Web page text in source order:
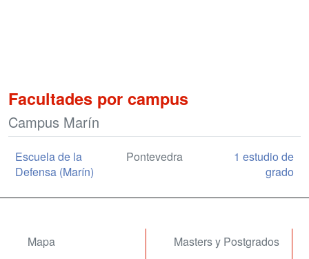
Facultades por campus
Campus Marín
Escuela de la
Defensa (Marín)
Pontevedra
1 estudio de
grado
Mapa
Masters y Postgrados